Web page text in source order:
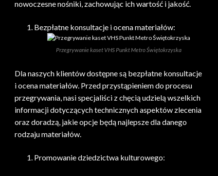
nowoczesne nośniki, zachowując ich wartość i jakość.
Bezpłatne konsultacje i ocena materiałów:
Przegrywanie kaset VHS Punkt Metro Świętokrzyska
Dla naszych klientów dostępne są bezpłatne konsultacje
i ocena materiałów. Przed przystąpieniem do procesu
przegrywania, nasi specjaliści z chęcią udzielą wszelkich
informacji dotyczących technicznych aspektów zlecenia
oraz doradzą, jakie opcje będą najlepsze dla danego
rodzaju materiałów.
Promowanie dziedzictwa kulturowego: